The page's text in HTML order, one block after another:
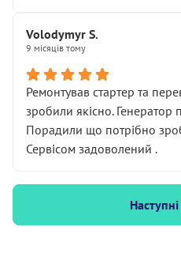
Volodymyr S.
9 місяців тому
Ремонтував стартер та
зробили якісно. Генератор
Порадили що потрібно
Сервісом задоволений .